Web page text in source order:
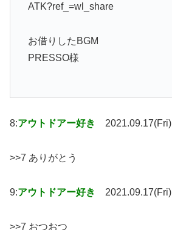
ATK?ref_=wl_share
お借りしたBGM
PRESSO様
8:アウトドアー好き 2021.09.17(Fri)
>>7 ありがとう
9:アウトドアー好き 2021.09.17(Fri)
>>7 おつおつ